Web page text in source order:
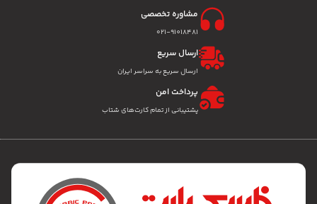
مشاوره تخصصی
۰۲۱-91018481
ارسال سریع
ارسال سریع به سراسر ایران
پرداخت امن
پشتیبانی از تمام کارت‌های شتاب